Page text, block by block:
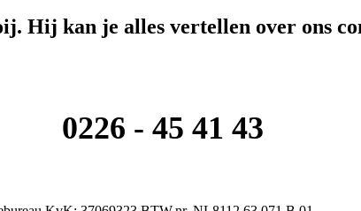
Hij kan je alles vertellen over ons
0226 - 45 41 43